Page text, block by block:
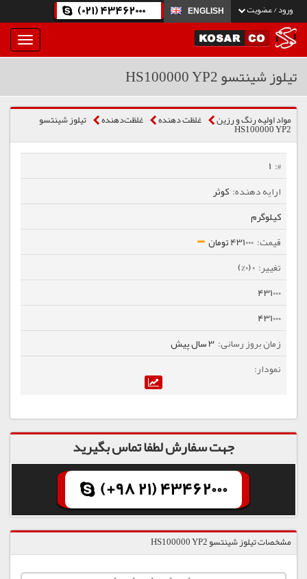
ورود / عضویت ENGLISH
(021) 43462000
بار
و
تیلوز شینتسو HS100000 YP2
مواد اولیه رنگ و رزین غلظت دهنده غلظت‌دهنده تیلوز شینتسو
HS100000 YP2
1
کوثر
کیلوگرم
431000 تومان
0 (0%)
431000
431000
3 سال پیش
جهت سفارش لطفا تماس بگیرید
(+98 21) 43462000
مشخصات تیلوز شینتسو HS100000 YP2